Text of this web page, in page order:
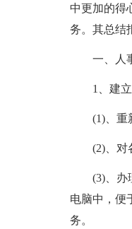
中更加的得
务。其总结
一、人
1、建
(1)、重
(2)、对
(3)、办
电脑中，便
务。